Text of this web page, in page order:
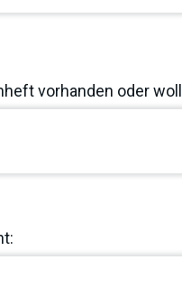
vorhanden oder